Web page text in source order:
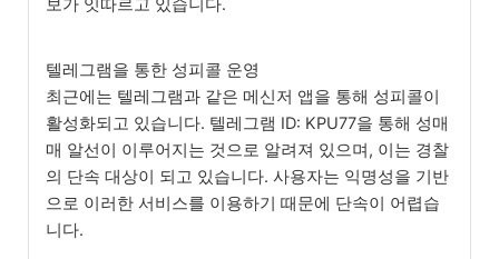
보가 잇따르고 있습니다.
텔레그램을 통한 성피콜 운영
최근에는 텔레그램과 같은 메신저 앱을 통해 성피콜이
활성화되고 있습니다. 텔레그램 ID: KPU77을 통해 성매
매 알선이 이루어지는 것으로 알려져 있으며, 이는 경찰
의 단속 대상이 되고 있습니다. 사용자는 익명성을 기반
으로 이러한 서비스를 이용하기 때문에 단속이 어렵습
니다.